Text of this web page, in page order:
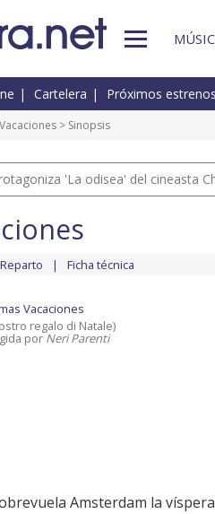
Cartelera Próximos estrenos
> Sinopsis
'La odisea' del cineasta
Reparto Ficha técnica
Vacaciones
regalo di Natale)
porNeri Parenti
Amsterdam la